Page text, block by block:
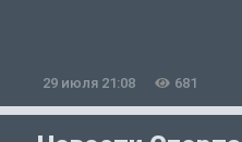
29 июля 21:08 681